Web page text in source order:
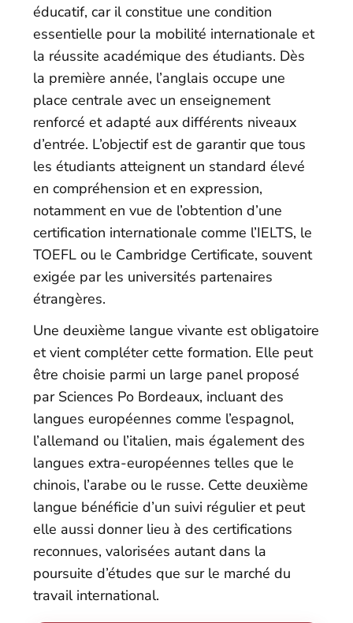
éducatif, car il constitue une condition
essentielle pour la mobilité internationale et
la réussite académique des étudiants. Dès
la première année, l’anglais occupe une
place centrale avec un enseignement
renforcé et adapté aux différents niveaux
d’entrée. L’objectif est de garantir que tous
les étudiants atteignent un standard élevé
en compréhension et en expression,
notamment en vue de l’obtention d’une
certification internationale comme l’IELTS, le
TOEFL ou le Cambridge Certificate, souvent
exigée par les universités partenaires
étrangères.
Une deuxième langue vivante est obligatoire
et vient compléter cette formation. Elle peut
être choisie parmi un large panel proposé
par Sciences Po Bordeaux, incluant des
langues européennes comme l’espagnol,
l’allemand ou l’italien, mais également des
langues extra-européennes telles que le
chinois, l’arabe ou le russe. Cette deuxième
langue bénéficie d’un suivi régulier et peut
elle aussi donner lieu à des certifications
reconnues, valorisées autant dans la
poursuite d’études que sur le marché du
travail international.